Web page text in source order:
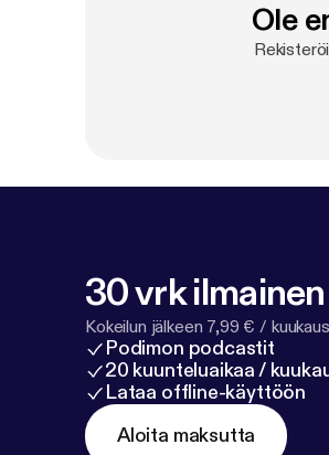
Ole
30 vrk
Kokeilun jälkeen 7,99 € /
Podimon podcastit
20 kuunteluaikaa /
Lataa offline-käyttöön
Aloita maksutta